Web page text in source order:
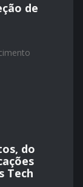
de
do
Tech